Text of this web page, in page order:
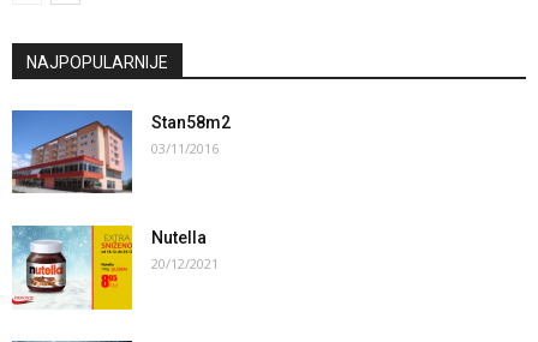
NAJPOPULARNIJE
Stan58m2
03/11/2016
Nutella
20/12/2021